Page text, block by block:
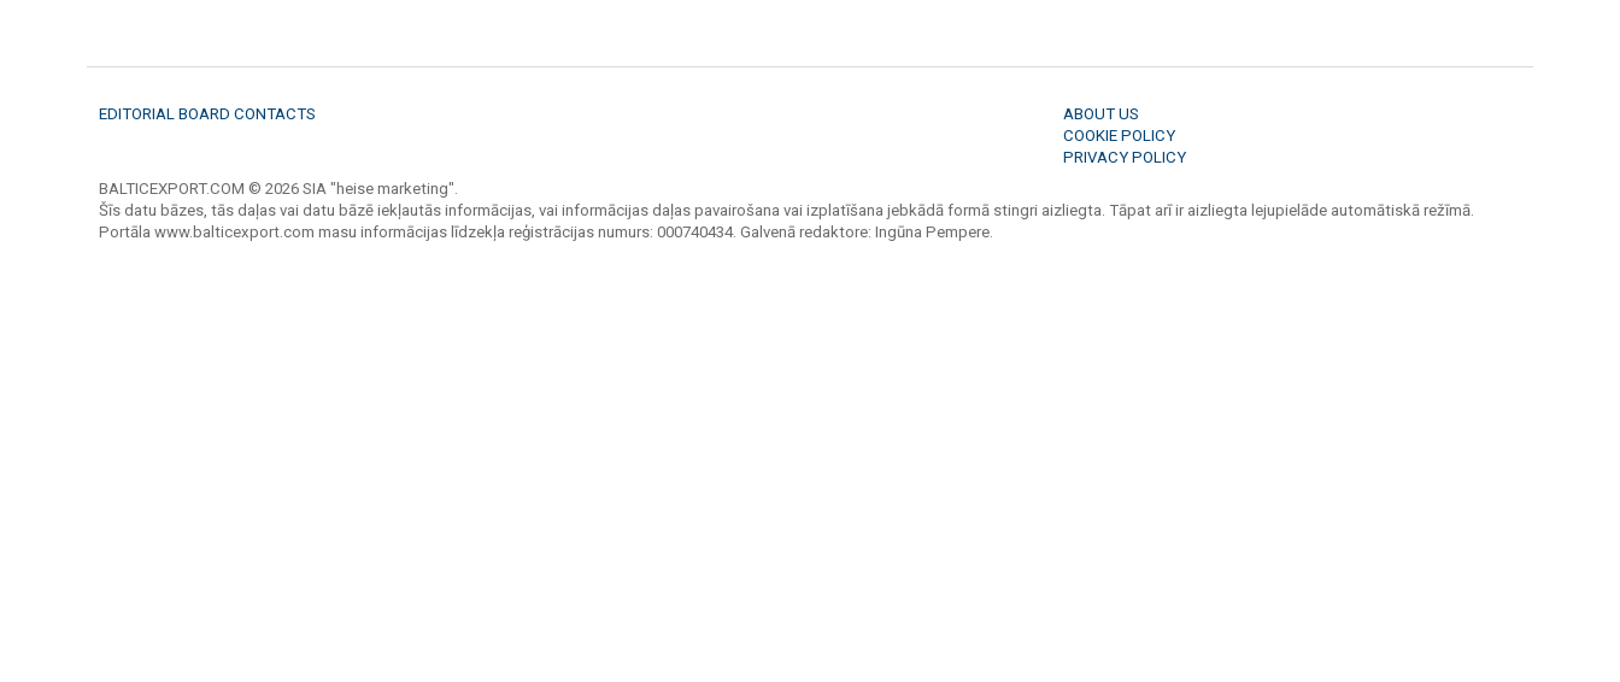
EDITORIAL BOARD CONTACTS
ABOUT US
COOKIE POLICY
PRIVACY POLICY
BALTICEXPORT.COM © 2026 SIA "heise marketing".
Šīs datu bāzes, tās daļas vai datu bāzē iekļautās informācijas, vai informācijas daļas pavairošana vai izplatīšana jebkādā formā stingri aizliegta. Tāpat arī ir aizliegta lejupielāde automātiskā režīmā.
Portāla www.balticexport.com masu informācijas līdzekļa reģistrācijas numurs: 000740434. Galvenā redaktore: Ingūna Pempere.